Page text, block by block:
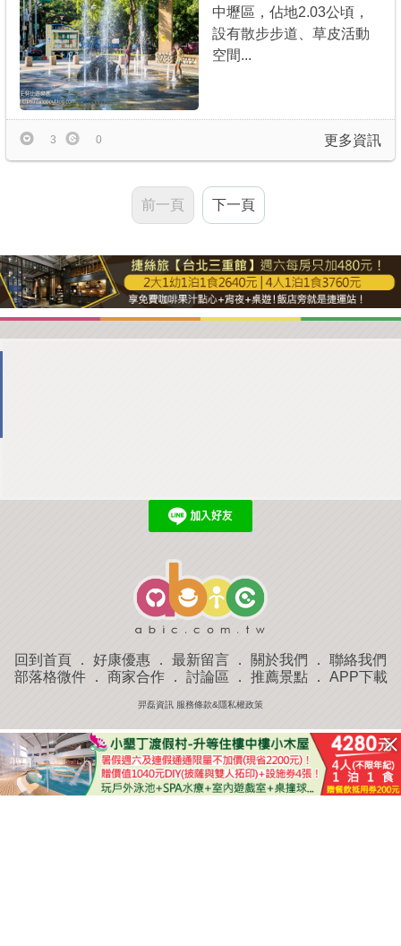
中壢區，佔地2.03公頃，
設有散步步道、草皮活動
空間...
更多資訊
3 0
前一頁 下一頁
回到首頁 ． 好康優惠 ． 最新留言 ． 關於我們 ． 聯絡我們
部落格微件． 商家合作． 討論區 ． 推薦景點． APP下載
羿磊資訊 服務條款&隱私權政策